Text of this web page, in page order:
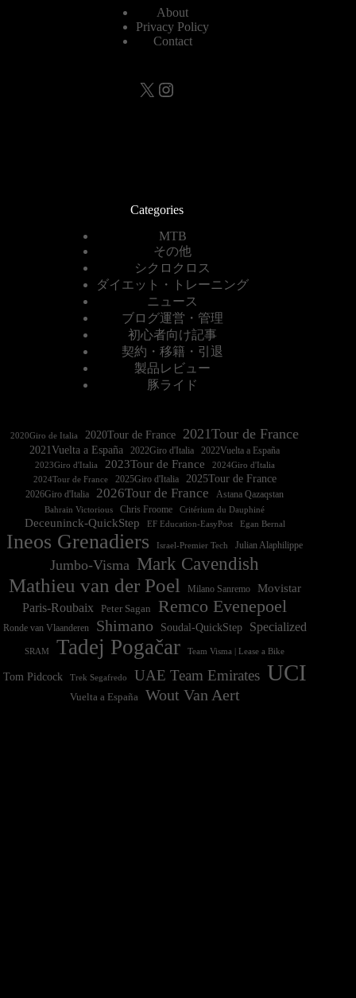
About
Privacy Policy
Contact
X Instagram
Categories
MTB
その他
シクロクロス
ダイエット・トレーニング
ニュース
ブログ運営・管理
初心者向け記事
契約・移籍・引退
製品レビュー
豚ライド
2020Giro de Italia 2020Tour de France 2021Tour de France
2021Vuelta a España 2022Vuelta a España
2023Giro d'Italia 2023Tour de France
2024Tour de France
2025Giro d'Italia 2025Tour de France
2026Giro d'Italia 2026Tour de France Astana Qazaqstan
Bahrain Victorious Chris Froome Critérium du Dauphiné
Deceuninck-QuickStep EF Education-EasyPost Egan Bernal
Ineos Grenadiers Israel-Premier Tech Julian Alaphilippe
Jumbo-Visma Mark Cavendish
Mathieu van der Poel Milano Sanremo
Movistar
Paris-Roubaix
Peter Sagan Remco Evenepoel
Ronde van Vlaanderen Shimano Soudal-QuickStep Specialized
SRAM Tadej Pogačar Team Visma | Lease a Bike
Tom Pidcock Trek Segafredo UAE Team Emirates UCI
Vuelta a España Wout Van Aert